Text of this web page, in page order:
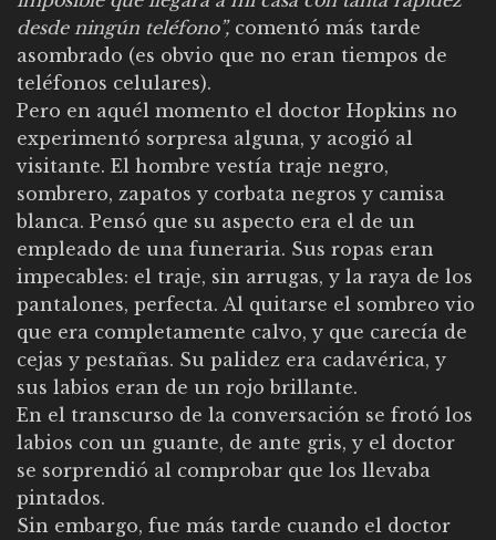
desde ningún teléfono”,comentó más tarde
asombrado (es obvio que no eran tiempos de
teléfonos celulares).
Pero en aquél momento el doctor Hopkins no
experimentó sorpresa alguna, y acogió al
visitante. El hombre vestía traje negro,
sombrero, zapatos y corbata negros y camisa
blanca. Pensó que su aspecto era el de un
empleado de una funeraria. Sus ropas eran
impecables: el traje, sin arrugas, y la raya de los
pantalones, perfecta. Al quitarse el sombreo vio
que era completamente calvo, y que carecía de
cejas y pestañas. Su palidez era cadavérica, y
sus labios eran de un rojo brillante.
En el transcurso de la conversación se frotó los
labios con un guante, de ante gris, y el doctor
se sorprendió al comprobar que los llevaba
pintados.
Sin embargo, fue más tarde cuando el doctor